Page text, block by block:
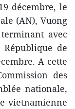
décembre, le
(AN), Vuong
avec
de
A cette
des
nationale,
vietnamienne